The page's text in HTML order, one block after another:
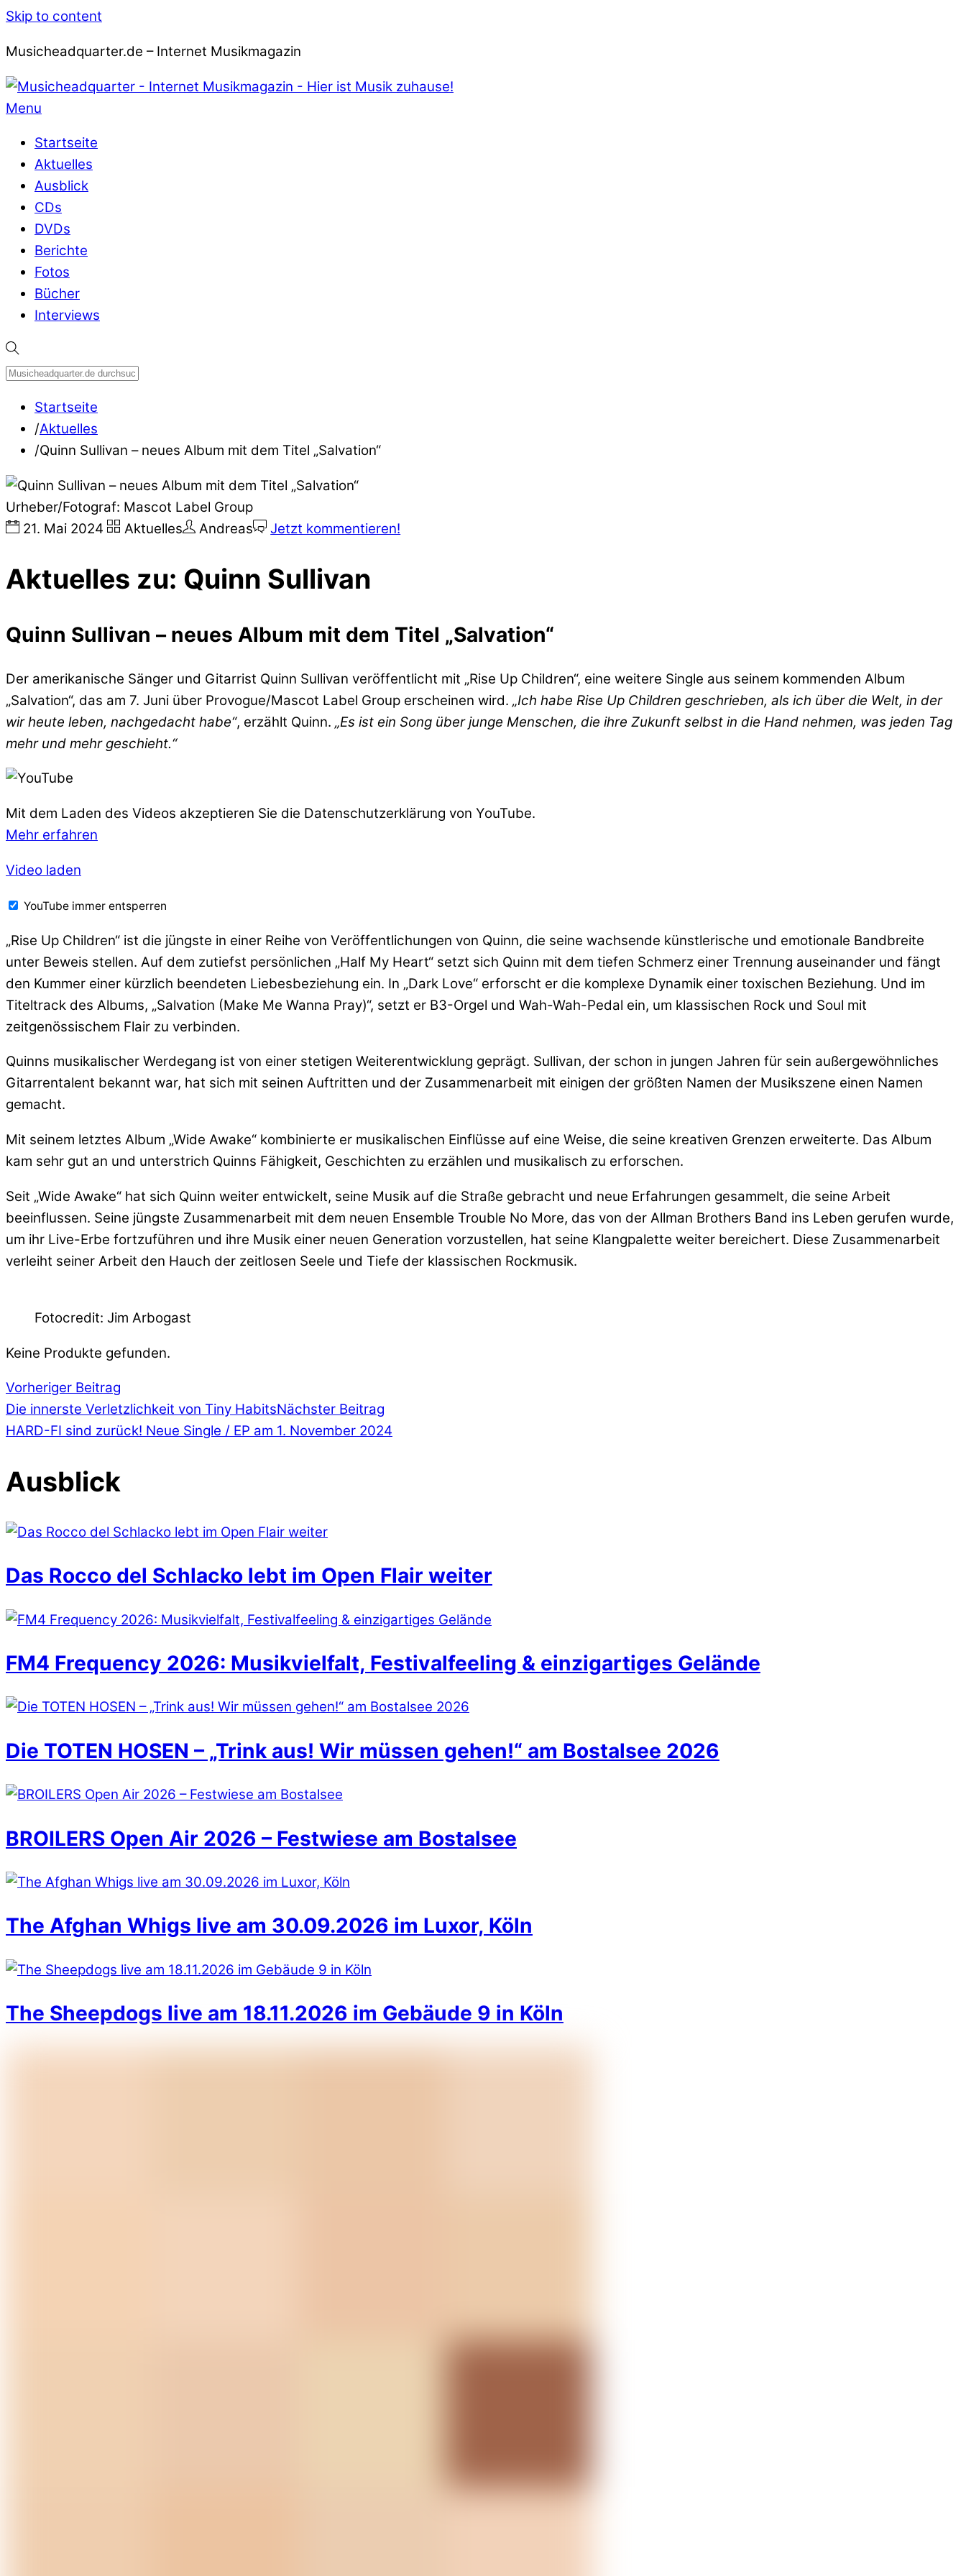
Skip to content
Musicheadquarter.de – Internet Musikmagazin
Menu
Startseite
Aktuelles
Ausblick
CDs
DVDs
Berichte
Fotos
Bücher
Interviews
Startseite
/Aktuelles
/Quinn Sullivan – neues Album mit dem Titel „Salvation“
Urheber/Fotograf: Mascot Label Group
21. Mai 2024 Aktuelles Andreas Jetzt kommentieren!
Aktuelles zu: Quinn Sullivan
Quinn Sullivan – neues Album mit dem Titel „Salvation“
Der amerikanische Sänger und Gitarrist Quinn Sullivan veröffentlicht mit „Rise Up Children“, eine weitere Single aus seinem kommenden Album
„Salvation“, das am 7. Juni über Provogue/Mascot Label Group erscheinen wird. „Ich habe Rise Up Children geschrieben, als ich über die Welt, in der
wir heute leben, nachgedacht habe“, erzählt Quinn. „Es ist ein Song über junge Menschen, die ihre Zukunft selbst in die Hand nehmen, was jeden Tag
mehr und mehr geschieht.“
Mit dem Laden des Videos akzeptieren Sie die Datenschutzerklärung von YouTube.
Mehr erfahren
Video laden
YouTube immer entsperren
„Rise Up Children“ ist die jüngste in einer Reihe von Veröffentlichungen von Quinn, die seine wachsende künstlerische und emotionale Bandbreite
unter Beweis stellen. Auf dem zutiefst persönlichen „Half My Heart“ setzt sich Quinn mit dem tiefen Schmerz einer Trennung auseinander und fängt
den Kummer einer kürzlich beendeten Liebesbeziehung ein. In „Dark Love“ erforscht er die komplexe Dynamik einer toxischen Beziehung. Und im
Titeltrack des Albums, „Salvation (Make Me Wanna Pray)“, setzt er B3-Orgel und Wah-Wah-Pedal ein, um klassischen Rock und Soul mit
zeitgenössischem Flair zu verbinden.
Quinns musikalischer Werdegang ist von einer stetigen Weiterentwicklung geprägt. Sullivan, der schon in jungen Jahren für sein außergewöhnliches
Gitarrentalent bekannt war, hat sich mit seinen Auftritten und der Zusammenarbeit mit einigen der größten Namen der Musikszene einen Namen
gemacht.
Mit seinem letztes Album „Wide Awake“ kombinierte er musikalischen Einflüsse auf eine Weise, die seine kreativen Grenzen erweiterte. Das Album
kam sehr gut an und unterstrich Quinns Fähigkeit, Geschichten zu erzählen und musikalisch zu erforschen.
Seit „Wide Awake“ hat sich Quinn weiter entwickelt, seine Musik auf die Straße gebracht und neue Erfahrungen gesammelt, die seine Arbeit
beeinflussen. Seine jüngste Zusammenarbeit mit dem neuen Ensemble Trouble No More, das von der Allman Brothers Band ins Leben gerufen wurde,
um ihr Live-Erbe fortzuführen und ihre Musik einer neuen Generation vorzustellen, hat seine Klangpalette weiter bereichert. Diese Zusammenarbeit
verleiht seiner Arbeit den Hauch der zeitlosen Seele und Tiefe der klassischen Rockmusik.
Fotocredit: Jim Arbogast
Keine Produkte gefunden.
Vorheriger Beitrag
Die innerste Verletzlichkeit von Tiny HabitsNächster Beitrag
HARD-FI sind zurück! Neue Single / EP am 1. November 2024
Ausblick
Das Rocco del Schlacko lebt im Open Flair weiter
FM4 Frequency 2026: Musikvielfalt, Festivalfeeling & einzigartiges Gelände
Die TOTEN HOSEN – „Trink aus! Wir müssen gehen!“ am Bostalsee 2026
BROILERS Open Air 2026 – Festwiese am Bostalsee
The Afghan Whigs live am 30.09.2026 im Luxor, Köln
The Sheepdogs live am 18.11.2026 im Gebäude 9 in Köln